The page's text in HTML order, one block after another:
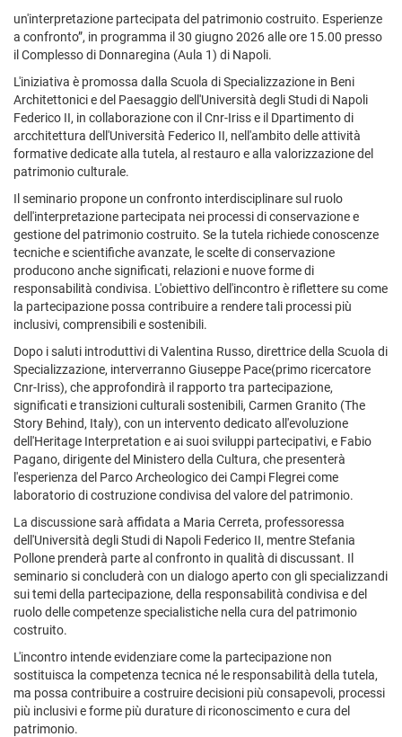
un'interpretazione partecipata del patrimonio costruito. Esperienze
a confronto”, in programma il 30 giugno 2026 alle ore 15.00 presso
il Complesso di Donnaregina (Aula 1) di Napoli.
L'iniziativa è promossa dalla Scuola di Specializzazione in Beni
Architettonici e del Paesaggio dell'Università degli Studi di Napoli
Federico II, in collaborazione con il Cnr-Iriss e il Dpartimento di
arcchitettura dell'Università Federico II, nell'ambito delle attività
formative dedicate alla tutela, al restauro e alla valorizzazione del
patrimonio culturale.
Il seminario propone un confronto interdisciplinare sul ruolo
dell'interpretazione partecipata nei processi di conservazione e
gestione del patrimonio costruito. Se la tutela richiede conoscenze
tecniche e scientifiche avanzate, le scelte di conservazione
producono anche significati, relazioni e nuove forme di
responsabilità condivisa. L'obiettivo dell'incontro è riflettere su come
la partecipazione possa contribuire a rendere tali processi più
inclusivi, comprensibili e sostenibili.
Dopo i saluti introduttivi di Valentina Russo, direttrice della Scuola di
Specializzazione, interverranno Giuseppe Pace(primo ricercatore
Cnr-Iriss), che approfondirà il rapporto tra partecipazione,
significati e transizioni culturali sostenibili, Carmen Granito (The
Story Behind, Italy), con un intervento dedicato all'evoluzione
dell'Heritage Interpretation e ai suoi sviluppi partecipativi, e Fabio
Pagano, dirigente del Ministero della Cultura, che presenterà
l'esperienza del Parco Archeologico dei Campi Flegrei come
laboratorio di costruzione condivisa del valore del patrimonio.
La discussione sarà affidata a Maria Cerreta, professoressa
dell'Università degli Studi di Napoli Federico II, mentre Stefania
Pollone prenderà parte al confronto in qualità di discussant. Il
seminario si concluderà con un dialogo aperto con gli specializzandi
sui temi della partecipazione, della responsabilità condivisa e del
ruolo delle competenze specialistiche nella cura del patrimonio
costruito.
L'incontro intende evidenziare come la partecipazione non
sostituisca la competenza tecnica né le responsabilità della tutela,
ma possa contribuire a costruire decisioni più consapevoli, processi
più inclusivi e forme più durature di riconoscimento e cura del
patrimonio.